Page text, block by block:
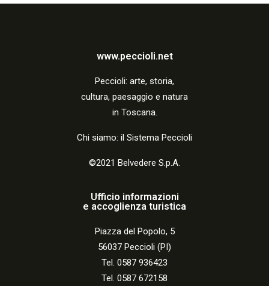
www.peccioli.net
Peccioli: arte, storia,
cultura, paesaggio e natura
in Toscana.
Chi siamo: il Sistema Peccioli
©2021 Belvedere S.p.A.
Ufficio informazioni
e accoglienza turistica
Piazza del Popolo, 5
56037 Peccioli (PI)
Tel. 0587 936423
Tel. 0587 672158